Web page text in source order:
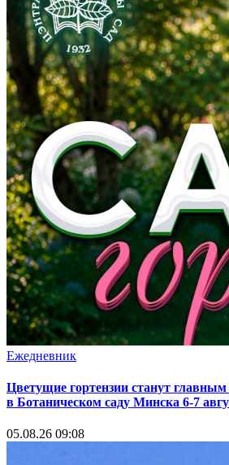
Ежедневник
Цветущие гортензии станут
в Ботаническом саду Минска 6-7
05.08.26 09:08